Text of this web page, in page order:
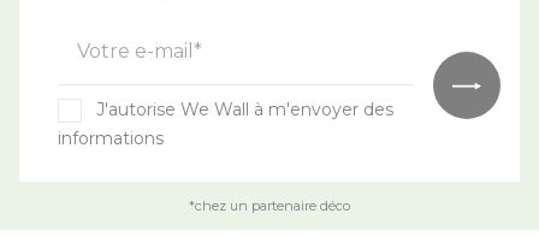
Votre e-mail*
J'autorise We Wall à m'envoyer des
informations
*chez un partenaire déco